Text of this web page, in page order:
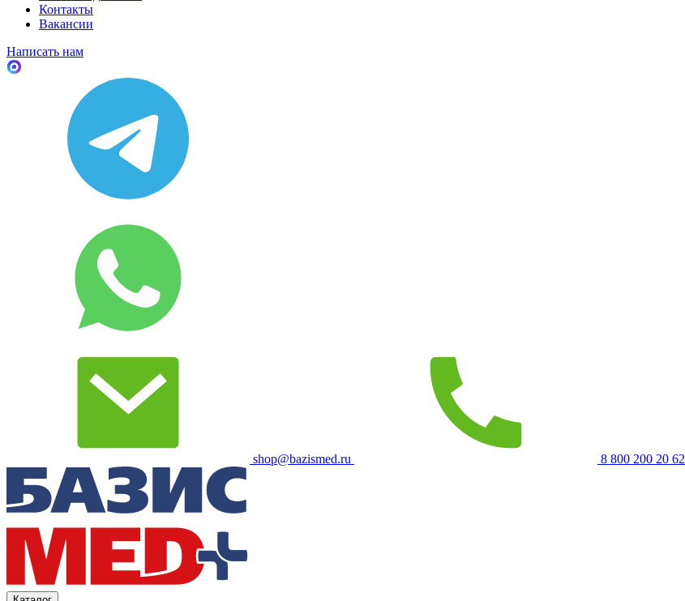
Контакты
Вакансии
Написать нам
shop@bazismed.ru 8 800 200 20 62